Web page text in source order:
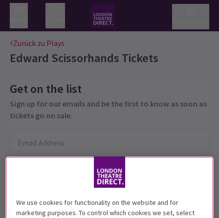
Zurück zu Plays
Edward Scissorhands Tickets
Get on the list
Sign up for our emails and be the first to know as soon as
tickets go on sale.
We use cookies for functionality on the website and for
marketing purposes. To control which cookies we set, select